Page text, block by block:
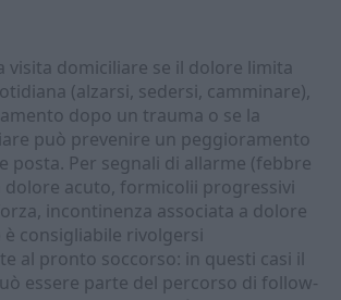
visita domiciliare se il dolore limita
(alzarsi, sedersi, camminare),
dopo un trauma o se la
può prevenire un peggioramento
posta. Per segnali di allarme (febbre
dolore acuto, formicolii progressivi
incontinenza associata a dolore
consigliabile rivolgersi
al pronto soccorso: in questi casi il
essere parte del percorso di follow-